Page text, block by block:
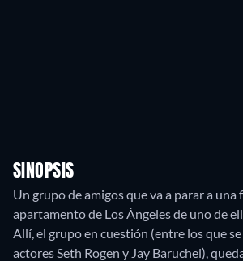
SINOPSIS
Un grupo de amigos que va a parar a una
apartamento de Los Ángeles de uno de
Allí, el grupo en cuestión (entre los que
actores Seth Rogen y Jay Baruchel),